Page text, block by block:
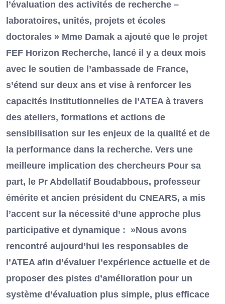
l’évaluation des activités de recherche –
laboratoires, unités, projets et écoles
doctorales » Mme Damak a ajouté que le projet
FEF Horizon Recherche, lancé il y a deux mois
avec le soutien de l’ambassade de France,
s’étend sur deux ans et vise à renforcer les
capacités institutionnelles de l’ATEA à travers
des ateliers, formations et actions de
sensibilisation sur les enjeux de la qualité et de
la performance dans la recherche. Vers une
meilleure implication des chercheurs Pour sa
part, le Pr Abdellatif Boudabbous, professeur
émérite et ancien président du CNEARS, a mis
l’accent sur la nécessité d’une approche plus
participative et dynamique : »Nous avons
rencontré aujourd’hui les responsables de
l’ATEA afin d’évaluer l’expérience actuelle et de
proposer des pistes d’amélioration pour un
système d’évaluation plus simple, plus efficace